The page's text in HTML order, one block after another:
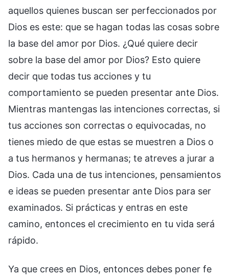
aquellos quienes buscan ser perfeccionados por
Dios es este: que se hagan todas las cosas sobre
la base del amor por Dios. ¿Qué quiere decir
sobre la base del amor por Dios? Esto quiere
decir que todas tus acciones y tu
comportamiento se pueden presentar ante Dios.
Mientras mantengas las intenciones correctas, si
tus acciones son correctas o equivocadas, no
tienes miedo de que estas se muestren a Dios o
a tus hermanos y hermanas; te atreves a jurar a
Dios. Cada una de tus intenciones, pensamientos
e ideas se pueden presentar ante Dios para ser
examinados. Si prácticas y entras en este
camino, entonces el crecimiento en tu vida será
rápido.
Ya que crees en Dios, entonces debes poner fe